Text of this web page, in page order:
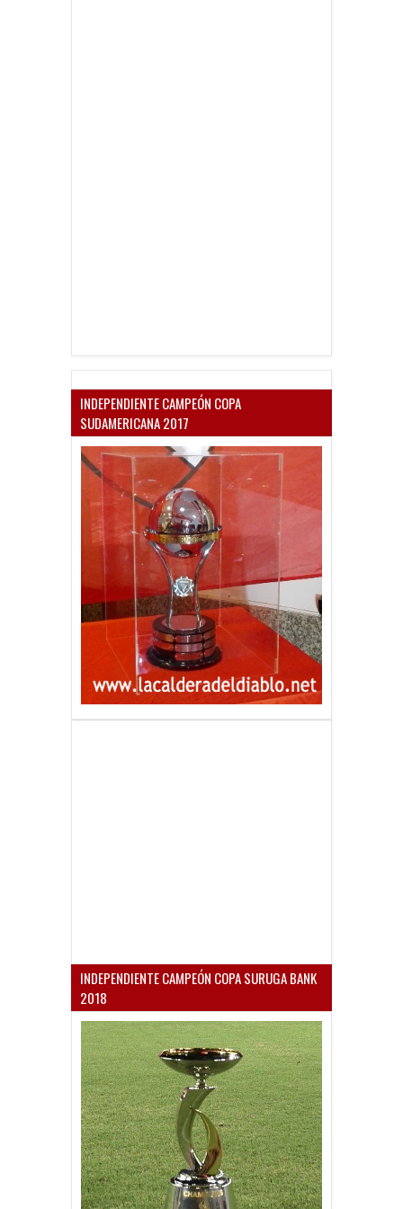
INDEPENDIENTE CAMPEÓN COPA
SUDAMERICANA 2017
INDEPENDIENTE CAMPEÓN COPA SURUGA BANK
2018